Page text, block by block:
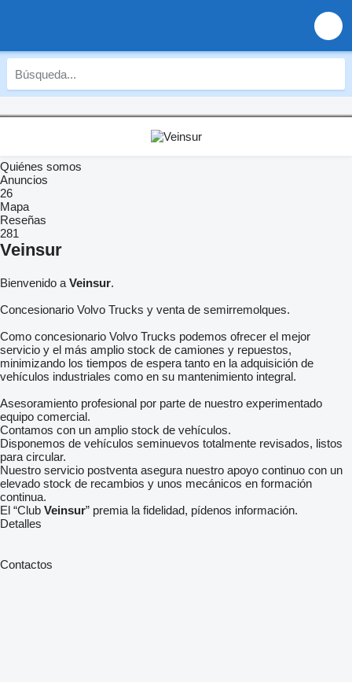
Quiénes somos
Anuncios
26
Mapa
Reseñas
281
Veinsur
Bienvenido a Veinsur.
Concesionario Volvo Trucks y venta de semirremolques.
Como concesionario Volvo Trucks podemos ofrecer el mejor
servicio y el más amplio stock de camiones y repuestos,
minimizando los tiempos de espera tanto en la adquisición de
vehículos industriales como en su mantenimiento integral.
Asesoramiento profesional por parte de nuestro experimentado
equipo comercial.
Contamos con un amplio stock de vehículos.
Disponemos de vehículos seminuevos totalmente revisados, listos
para circular.
Nuestro servicio postventa asegura nuestro apoyo continuo con un
elevado stock de recambios y unos mecánicos en formación
continua.
El “Club Veinsur” premia la fidelidad, pídenos información.
Detalles
Contactos